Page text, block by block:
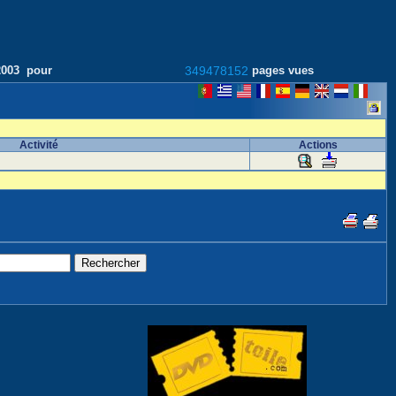
pour 349478152 pages vues
Activité Actions